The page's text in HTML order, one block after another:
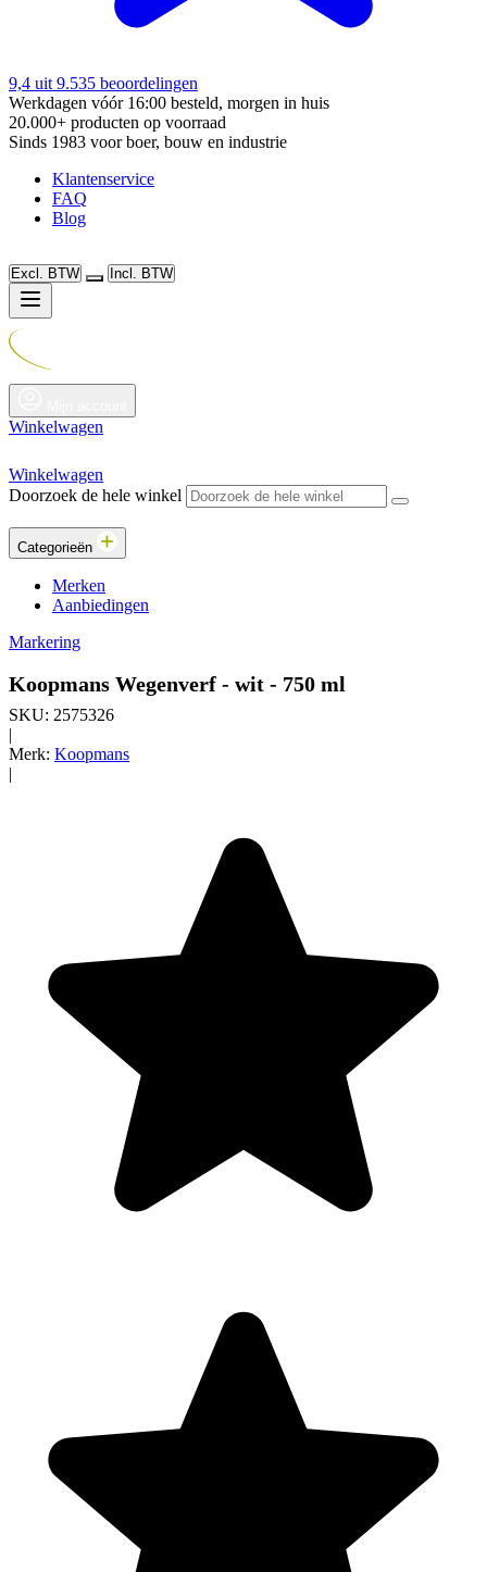
9,4 uit 9.535 beoordelingen
Werkdagen vóór 16:00 besteld, morgen in huis
20.000+ producten op voorraad
Sinds 1983 voor boer, bouw en industrie
Klantenservice
FAQ
Blog
Excl. BTW Incl. BTW
Winkelwagen
Winkelwagen
Doorzoek de hele winkel
Categorieën
Merken
Aanbiedingen
Markering
Koopmans Wegenverf - wit - 750 ml
SKU: 2575326
|
Merk: Koopmans
|